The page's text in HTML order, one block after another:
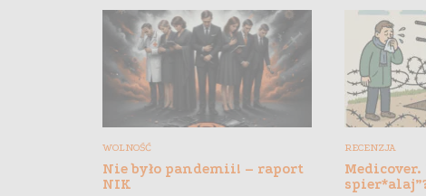
WOLNOŚĆ
Nie było pandemii! – raport
NIK
RECENZJA
Medicover.